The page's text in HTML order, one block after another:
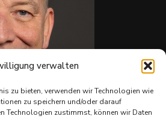
verwalten
zu bieten, verwenden wir Technologien wie
zu speichern und/oder darauf
Technologien zustimmst, können wir Daten